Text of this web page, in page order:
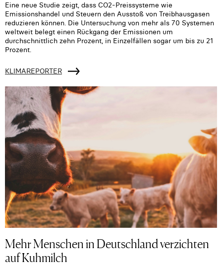
Eine neue Studie zeigt, dass CO2-Preissysteme wie
Emissionshandel und Steuern den Ausstoß von Treibhausgasen
reduzieren können. Die Untersuchung von mehr als 70 Systemen
weltweit belegt einen Rückgang der Emissionen um
durchschnittlich zehn Prozent, in Einzelfällen sogar um bis zu 21
Prozent.
KLIMAREPORTER
Mehr Menschen in Deutschland verzichten
auf Kuhmilch